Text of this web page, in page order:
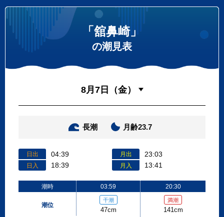
「舘鼻崎」
の潮見表
長潮 月齢23.7
日出 04:39
日入 18:39
月出 23:03
月入 13:41
潮時
潮位
03:59
干潮
47cm
20:30
満潮
141cm